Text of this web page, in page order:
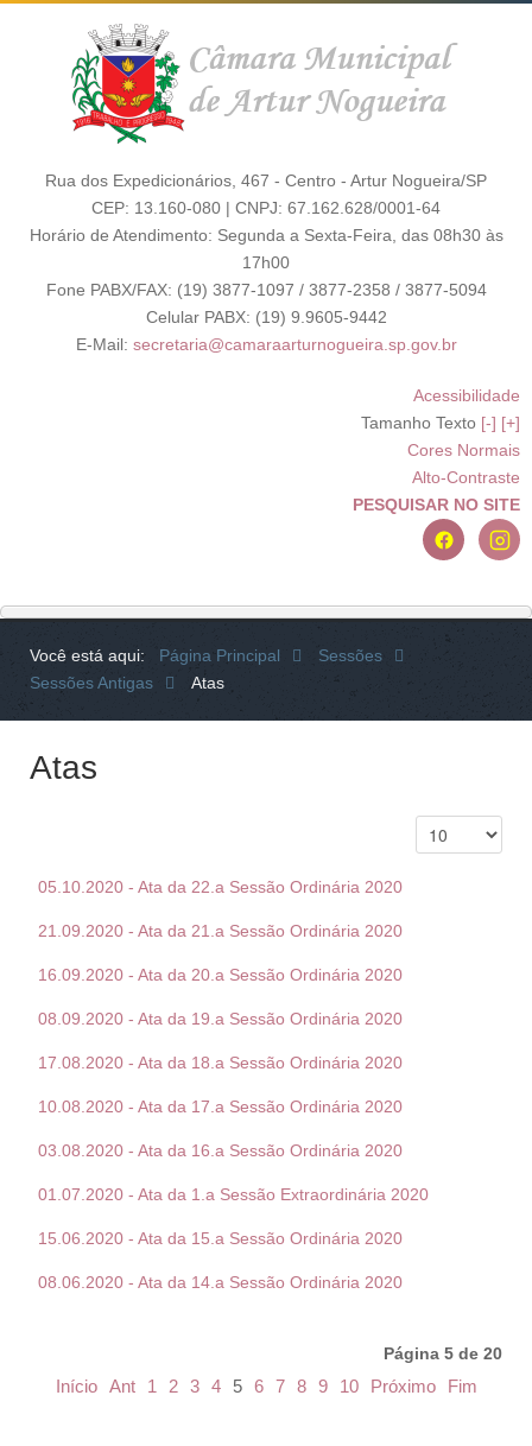
Rua dos Expedicionários, 467 - Centro - Artur Nogueira/SP
CEP: 13.160-080 | CNPJ: 67.162.628/0001-64
Horário de Atendimento: Segunda a Sexta-Feira, das 08h30 às
17h00
Fone PABX/FAX: (19) 3877-1097 / 3877-2358 / 3877-5094
Celular PABX: (19) 9.9605-9442
E-Mail: secretaria@camaraarturnogueira.sp.gov.br
Acessibilidade
Tamanho Texto [-] [+]
Cores Normais
Alto-Contraste
PESQUISAR NO SITE
Você está aqui: Página Principal
Sessões
Sessões Antigas
Atas
Atas
05.10.2020 - Ata da 22.a Sessão Ordinária 2020
21.09.2020 - Ata da 21.a Sessão Ordinária 2020
16.09.2020 - Ata da 20.a Sessão Ordinária 2020
08.09.2020 - Ata da 19.a Sessão Ordinária 2020
17.08.2020 - Ata da 18.a Sessão Ordinária 2020
10.08.2020 - Ata da 17.a Sessão Ordinária 2020
03.08.2020 - Ata da 16.a Sessão Ordinária 2020
01.07.2020 - Ata da 1.a Sessão Extraordinária 2020
15.06.2020 - Ata da 15.a Sessão Ordinária 2020
08.06.2020 - Ata da 14.a Sessão Ordinária 2020
Página 5 de 20
Início Ant 1 2 3 4 5 6 7 8 9 10 Próximo Fim